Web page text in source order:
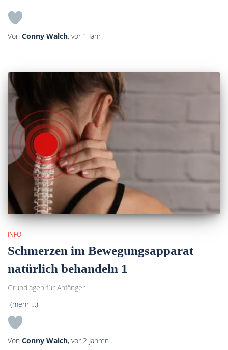
Von Conny Walch, vor 1 Jahr
INFO
Schmerzen im Bewegungsapparat
natürlich behandeln 1
Grundlagen für Anfänger
(mehr …)
Von Conny Walch, vor 2 Jahren